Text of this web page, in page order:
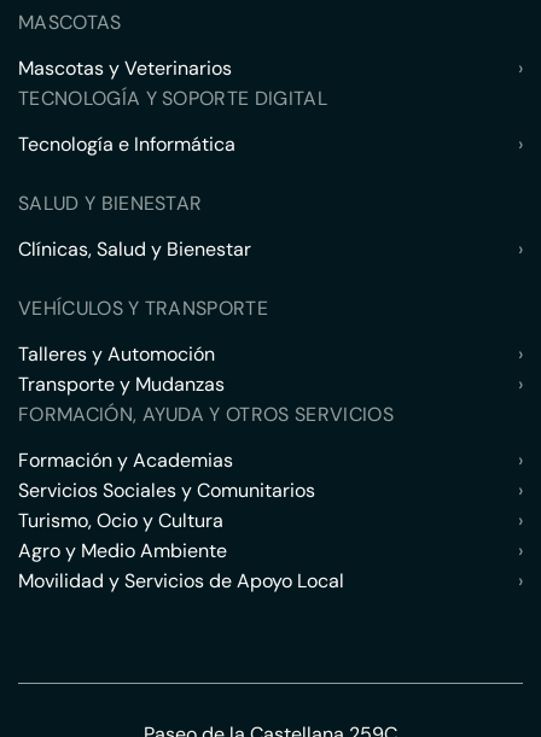
MASCOTAS
Mascotas y Veterinarios
›
TECNOLOGÍA Y SOPORTE DIGITAL
Tecnología e Informática
›
SALUD Y BIENESTAR
Clínicas, Salud y Bienestar
›
VEHÍCULOS Y TRANSPORTE
Talleres y Automoción
›
Transporte y Mudanzas
›
FORMACIÓN, AYUDA Y OTROS SERVICIOS
Formación y Academias
›
Servicios Sociales y Comunitarios
›
Turismo, Ocio y Cultura
›
Agro y Medio Ambiente
›
Movilidad y Servicios de Apoyo Local
›